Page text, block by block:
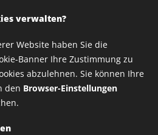
verwalten?
Website haben Sie die
Banner Ihre Zustimmung zu
abzulehnen. Sie können Ihre
den Browser-Einstellungen